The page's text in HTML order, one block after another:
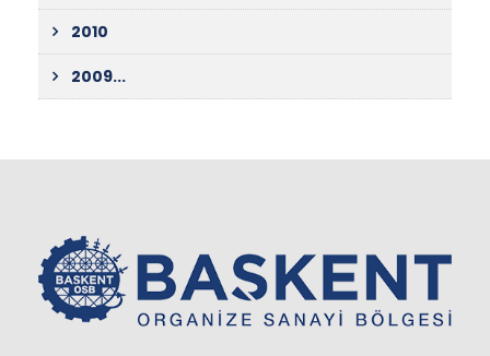
2010
2009...